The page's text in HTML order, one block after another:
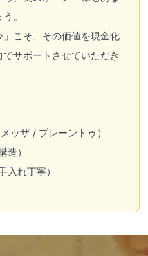
。
こそ、その価値を現金化
サポートさせていただき
ッザ / プレーントゥ）
造）
入れ丁寧）